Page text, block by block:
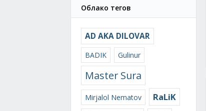
Облако тегов
AD AKA DILOVAR
BADIK Gulinur
Master Sura
Mirjalol Nematov RaLiK